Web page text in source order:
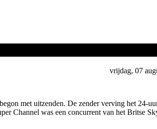
vrijdag, 07
met uitzenden. De zender verving het 24-
Channel was een concurrent van het Britse